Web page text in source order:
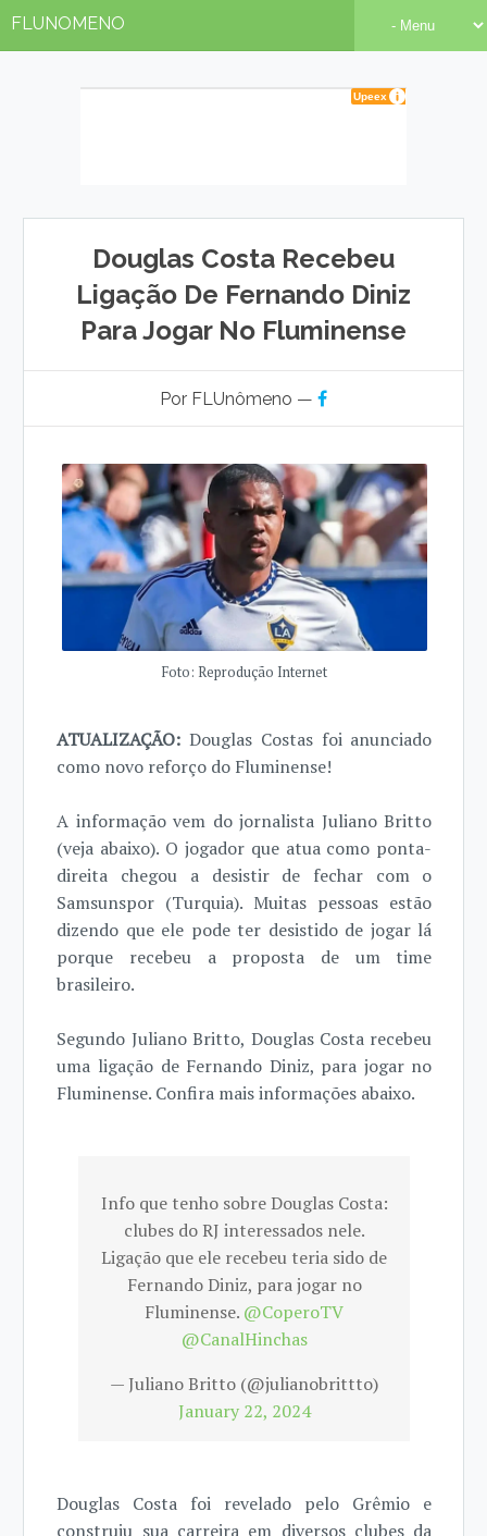
FLUNOMENO
Douglas Costa Recebeu
Ligação De Fernando Diniz
Para Jogar No Fluminense
Por FLUnômeno —
Foto: Reprodução Internet
ATUALIZAÇÃO:Douglas Costas foi anunciado
como novo reforço do Fluminense!
A informação vem do jornalista Juliano Britto
(veja abaixo). O jogador que atua como ponta-
direita chegou a desistir de fechar com o
Samsunspor (Turquia). Muitas pessoas estão
dizendo que ele pode ter desistido de jogar lá
porque recebeu a proposta de um time
brasileiro.
Segundo Juliano Britto, Douglas Costa recebeu
uma ligação de Fernando Diniz, para jogar no
Fluminense. Confira mais informações abaixo.
Info que tenho sobre Douglas Costa:
clubes do RJ interessados nele.
Ligação que ele recebeu teria sido de
Fernando Diniz, para jogar no
Fluminense. @CoperoTV
@CanalHinchas
— Juliano Britto (@julianobrittto)
January 22, 2024
Douglas Costa foi revelado pelo Grêmio e
construiu sua carreira em diversos clubes da